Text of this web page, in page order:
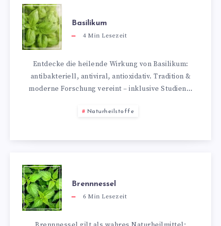
Basilikum
4Min Lesezeit
Entdecke die heilende Wirkung von Basilikum:
antibakteriell, antiviral, antioxidativ. Tradition &
moderne Forschung vereint – inklusive Studien…
Naturheilstoffe
Brennnessel
6 Min Lesezeit